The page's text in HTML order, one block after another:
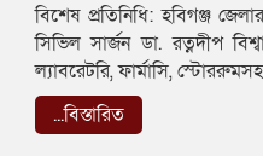
বিশেষ প্রতিনিধি: হবিগঞ্জ
সিভিল সার্জন ডা. রত্নদীপ
ল্যাবরেটরি, ফার্মাসি,
...বিস্তারিত